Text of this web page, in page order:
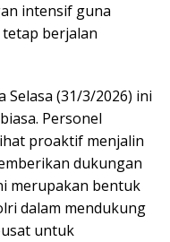
intensif guna
berjalan
(31/3/2026) ini
Personel
proaktif menjalin
dukungan
merupakan bentuk
dalam mendukung
untuk